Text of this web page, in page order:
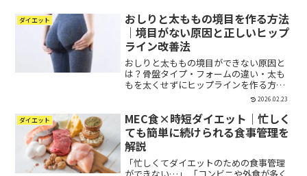
ダイエット
おしりと太ももの境目を作る方法
｜境目がない原因と正しいヒップ
ライン改善法
おしりと太ももの境目ができない原因と
は？骨盤タイプ・フォームの違い・太も
もを太くせずにヒップラインを作る方法
をプロが解説。40代からでも改善可能で
2026.02.23
ダイエット
MEC食×時短ダイエット｜忙しく
ても簡単に続けられる食事管理を
解説
「忙しくてダイエットのための食事管理